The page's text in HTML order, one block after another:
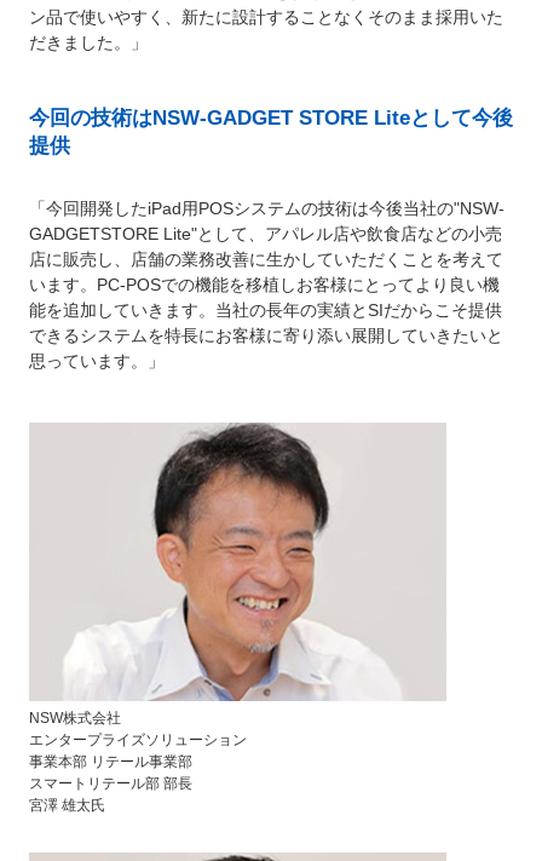
ン品で使いやすく、新たに設計することなくそのまま採用いた
だきました。」
今回の技術はNSW-GADGET STORE Liteとして今後
提供
「今回開発したiPad用POSシステムの技術は今後当社の"NSW-
GADGETSTORE Lite"として、アパレル店や飲食店などの小売
店に販売し、店舗の業務改善に生かしていただくことを考えて
います。PC-POSでの機能を移植しお客様にとってより良い機
能を追加していきます。当社の長年の実績とSIだからこそ提供
できるシステムを特長にお客様に寄り添い展開していきたいと
思っています。」
NSW株式会社
エンタープライズソリューション
事業本部 リテール事業部
スマートリテール部 部長
宮澤 雄太氏